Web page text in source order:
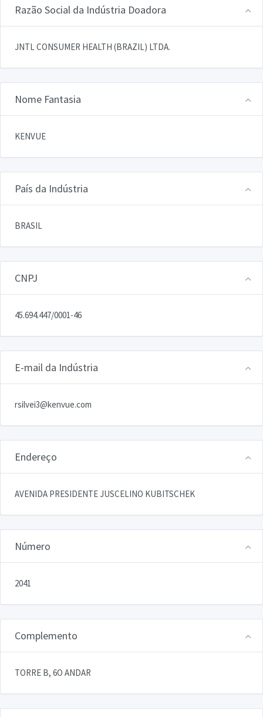
Razão Social da Indústria Doadora
JNTL CONSUMER HEALTH (BRAZIL) LTDA.
Nome Fantasia
KENVUE
País da Indústria
BRASIL
CNPJ
45.694.447/0001-46
E-mail da Indústria
rsilvei3@kenvue.com
Endereço
AVENIDA PRESIDENTE JUSCELINO KUBITSCHEK
Número
2041
Complemento
TORRE B, 6O ANDAR